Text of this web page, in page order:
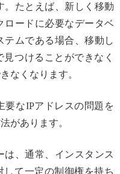
。たとえば、新しく移動
ロードに必要なデータベ
テムである場合、移動し
つけることができなく
なくなります。
要なIPアドレスの問題を
があります。
は、通常、インスタンス
て一定の制御権を持ち